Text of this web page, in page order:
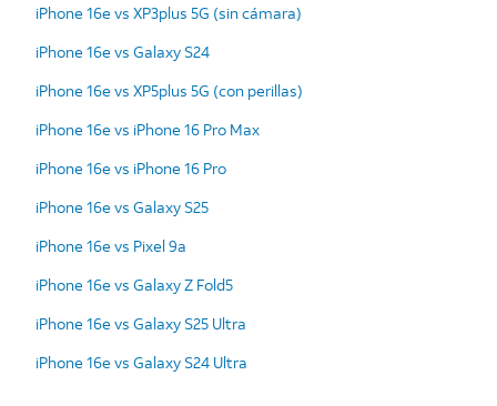
iPhone 16e vs XP3plus 5G (sin cámara)
iPhone 16e vs Galaxy S24
iPhone 16e vs XP5plus 5G (con perillas)
iPhone 16e vs iPhone 16 Pro Max
iPhone 16e vs iPhone 16 Pro
iPhone 16e vs Galaxy S25
iPhone 16e vs Pixel 9a
iPhone 16e vs Galaxy Z Fold5
iPhone 16e vs Galaxy S25 Ultra
iPhone 16e vs Galaxy S24 Ultra